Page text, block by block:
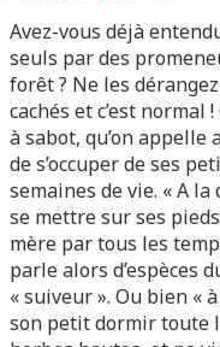
Avez-vous déjà
seuls par des
forêt ? Ne les
cachés et c’est
à sabot, qu’on appelle
de s’occuper de ses
semaines de vie. « A
se mettre sur ses
mère par tous les
parle alors d’espèces
« suiveur ». Ou bien «
son petit dormir toute